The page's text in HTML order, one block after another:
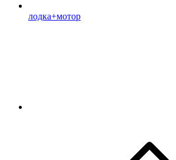
лодка+мотор